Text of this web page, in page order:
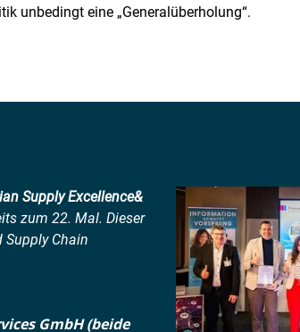
unbedingt eine „Generalüberholung“.
Supply Excellence&
zum 22. Mal. Dieser
Chain
GmbH (beide